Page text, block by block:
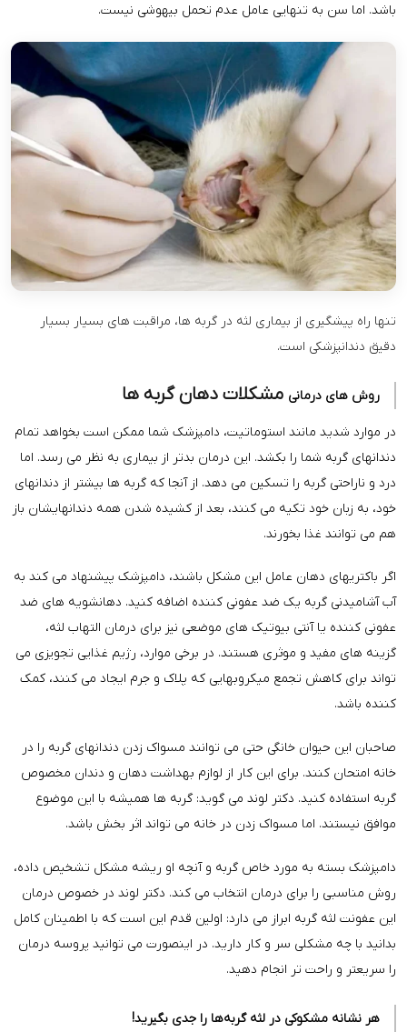
باشد. اما سن به تنهایی عامل عدم تحمل بیهوشی نیست.
تنها راه پیشگیری از بیماری لثه در گربه ­ها، مراقبت های بسیار بسیار
دقیق دندانپزشکی است.
روش های درمانیمشکلات دهان گربه ها
در موارد شدید مانند استوماتیت، دامپزشک شما ممکن است بخواهد تمام
دندانهای گربه شما را بکشد. این درمان بدتر از بیماری به نظر می ­رسد. اما
درد و ناراحتی گربه را تسکین می ­دهد. از آنجا که گربه ها بیشتر از دندان­های
خود، به زبان خود تکیه می­ کنند، بعد از کشیده شدن همه دندان­هایشان باز
هم می توانند غذا بخورند.
اگر باکتری­های دهان عامل این مشکل باشند، دامپزشک پیشنهاد می­ کند به
آب آشامیدنی گربه یک ضد عفونی کننده اضافه کنید. دهانشویه های ضد
عفونی کننده یا آنتی بیوتیک های موضعی نیز برای درمان التهاب لثه،
گزینه­ های مفید و موثری هستند. در برخی موارد، رژیم غذایی تجویزی می
­تواند برای کاهش تجمع میکروب­هایی که پلاک و جرم ایجاد می­ کنند، کمک
کننده باشد.
صاحبان این حیوان خانگی حتی می­ توانند مسواک زدن دندان­های گربه را در
خانه امتحان کنند. برای این کار از لوازم بهداشت دهان و دندان مخصوص
گربه استفاده کنید. دکتر لوند می گوید: گربه­ ها همیشه با این موضوع
موافق نیستند. اما مسواک زدن در خانه می­ تواند اثر بخش باشد.
دامپزشک بسته به مورد خاص گربه و آنچه او ریشه مشکل تشخیص داده،
روش مناسبی را برای درمان انتخاب می ­کند. دکتر لوند در خصوص درمان
این عفونت لثه گربه ابراز می ­دارد: اولین قدم این است که با اطمینان کامل
بدانید با چه مشکلی سر و کار دارید. در اینصورت می­ توانید پروسه درمان
را سریعتر و راحت­ تر انجام دهید.
هر نشانه مشکوکی در لثه گربه‌ها را جدی بگیرید!